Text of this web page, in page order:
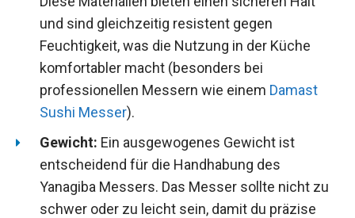
und sind gleichzeitig resistent gegen
Feuchtigkeit, was die Nutzung in der Küche
komfortabler macht (besonders bei
professionellen Messern wie einem Damast
Sushi Messer).
Gewicht: Ein ausgewogenes Gewicht ist
entscheidend für die Handhabung des
Yanagiba Messers. Das Messer sollte nicht zu
schwer oder zu leicht sein, damit du präzise